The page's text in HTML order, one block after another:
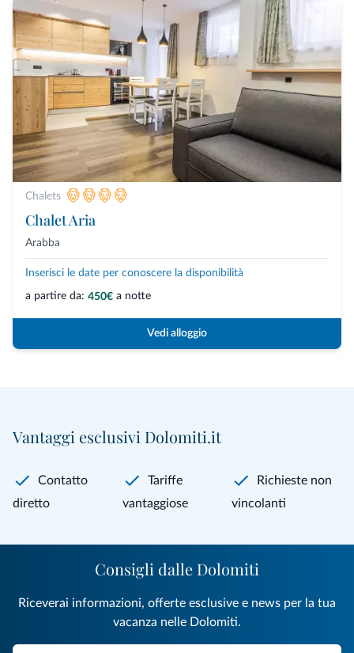
Chalets
Chalet Aria
Arabba
Inserisci le date per conoscere la disponibilità
a partire da: 450€ a notte
Vedi alloggio
Vantaggi esclusivi Dolomiti.it
Contatto
diretto
Tariffe
vantaggiose
Richieste non
vincolanti
Consigli dalle Dolomiti
Riceverai informazioni, offerte esclusive e news per la tua
vacanza nelle Dolomiti.